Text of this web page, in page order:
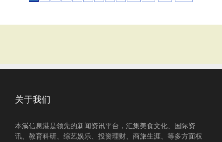
关于我们
本溪信息港是领先的新闻资讯平台，汇集美食文化、国际资
讯、教育科研、综艺娱乐、投资理财、商旅生涯、等多方面权